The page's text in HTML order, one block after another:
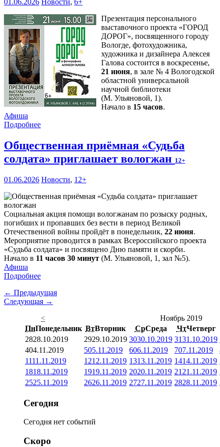
01.06.2026 Новости, 6+
Презентация персонального
выставочного проекта «ГОРОД
ДОРОГ», посвященного городу
Вологде, фотохудожника,
художника и дизайнера Алексея
Галова состоится в воскресенье,
21 июня, в зале № 4 Вологодской
областной универсальной
научной библиотеки
(М. Ульяновой, 1).
Начало в 15 часов.
Афиша
Подробнее
Общественная приёмная «Судьба
солдата» приглашает вологжан 12+
01.06.2026 Новости, 12+
Социальная акция помощи вологжанам по розыску родных,
погибших и пропавших без вести в период Великой
Отечественной войны пройдёт в понедельник, 22 июня.
Мероприятие проводится в рамках Всероссийского проекта
«Судьба солдата» и посвящено Дню памяти и скорби.
Начало в 11 часов 30 минут (М. Ульяновой, 1, зал №5).
Афиша
Подробнее
← Предыдущая
Следующая →
<
Ноябрь 2019
ПнПонедельник ВтВторник СрСреда ЧтЧетверг
2828.10.2019 2929.10.2019 3030.10.2019 3131.10.2019
404.11.2019 505.11.2019 606.11.2019 707.11.2019
1111.11.2019 1212.11.2019 1313.11.2019 1414.11.2019
1818.11.2019 1919.11.2019 2020.11.2019 21 21.11.2019
2525.11.2019 2626.11.2019 2727.11.2019 2828.11.2019
Сегодня
Сегодня нет событий
Скоро